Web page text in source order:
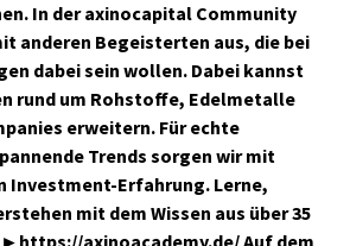
In der axinocapital Community
anderen Begeisterten aus, die bei
dabei sein wollen. Dabei kannst
rund um Rohstoffe, Edelmetalle
erweitern. Für echte
Trends sorgen wir mit
Investment-Erfahrung. Lerne,
mit dem Wissen aus über 35